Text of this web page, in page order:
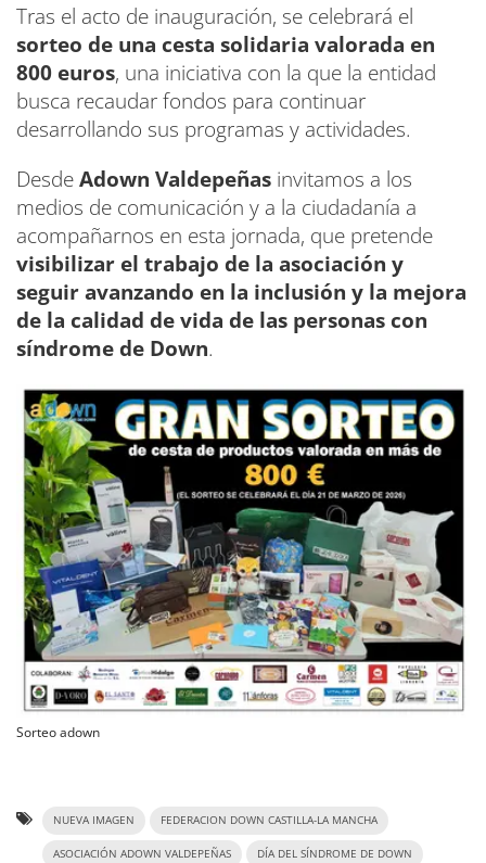
Tras el acto de inauguración, se celebrará el
sorteo de una cesta solidaria valorada en
800 euros, una iniciativa con la que la entidad
busca recaudar fondos para continuar
desarrollando sus programas y actividades.
DesdeAdown Valdepeñas invitamos a los
medios de comunicación y a la ciudadanía a
acompañarnos en esta jornada, que pretende
visibilizar el trabajo de la asociación y
seguir avanzando en la inclusión y la mejora
de la calidad de vida de las personas con
síndrome de Down.
Sorteo adown
NUEVA IMAGEN FEDERACION DOWN CASTILLA-LA MANCHA
ASOCIACIÓN ADOWN VALDEPEÑAS DÍA DEL SÍNDROME DE DOWN